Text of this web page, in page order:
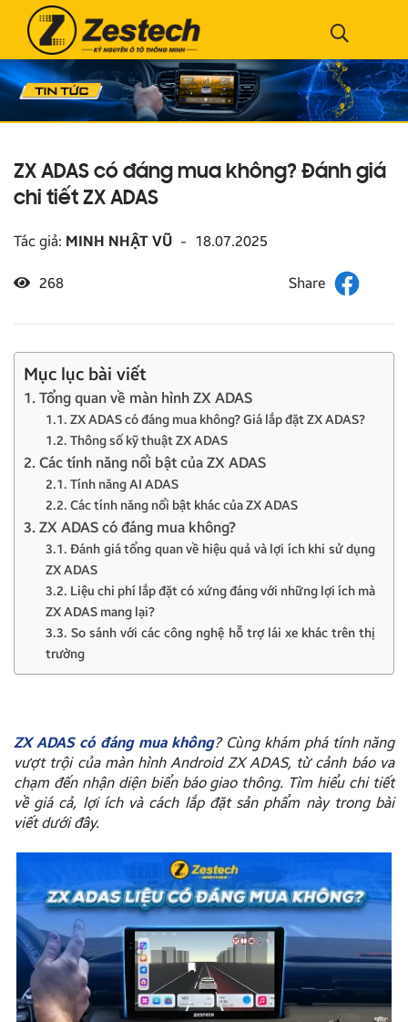
ZX ADAS có đáng mua không? Đánh giá
chi tiết ZX ADAS
Tác giả: MINH NHẬT VŨ - 18.07.2025
268
Mục lục bài viết
1. Tổng quan về màn hình ZX ADAS
1.1. ZX ADAS có đáng mua không? Giá lắp đặt ZX ADAS?
1.2. Thông số kỹ thuật ZX ADAS
2. Các tính năng nổi bật của ZX ADAS
2.1. Tính năng AI ADAS
2.2. Các tính năng nổi bật khác của ZX ADAS
3. ZX ADAS có đáng mua không?
3.1. Đánh giá tổng quan về hiệu quả và lợi ích khi sử dụng
ZX ADAS
3.2. Liệu chi phí lắp đặt có xứng đáng với những lợi ích mà
ZX ADAS mang lại?
3.3. So sánh với các công nghệ hỗ trợ lái xe khác trên thị
trường
ZX ADAS có đáng mua không? Cùng khám phá tính năng
vượt trội của màn hình Android ZX ADAS, từ cảnh báo va
chạm đến nhận diện biển báo giao thông. Tìm hiểu chi tiết
về giá cả, lợi ích và cách lắp đặt sản phẩm này trong bài
viết dưới đây.